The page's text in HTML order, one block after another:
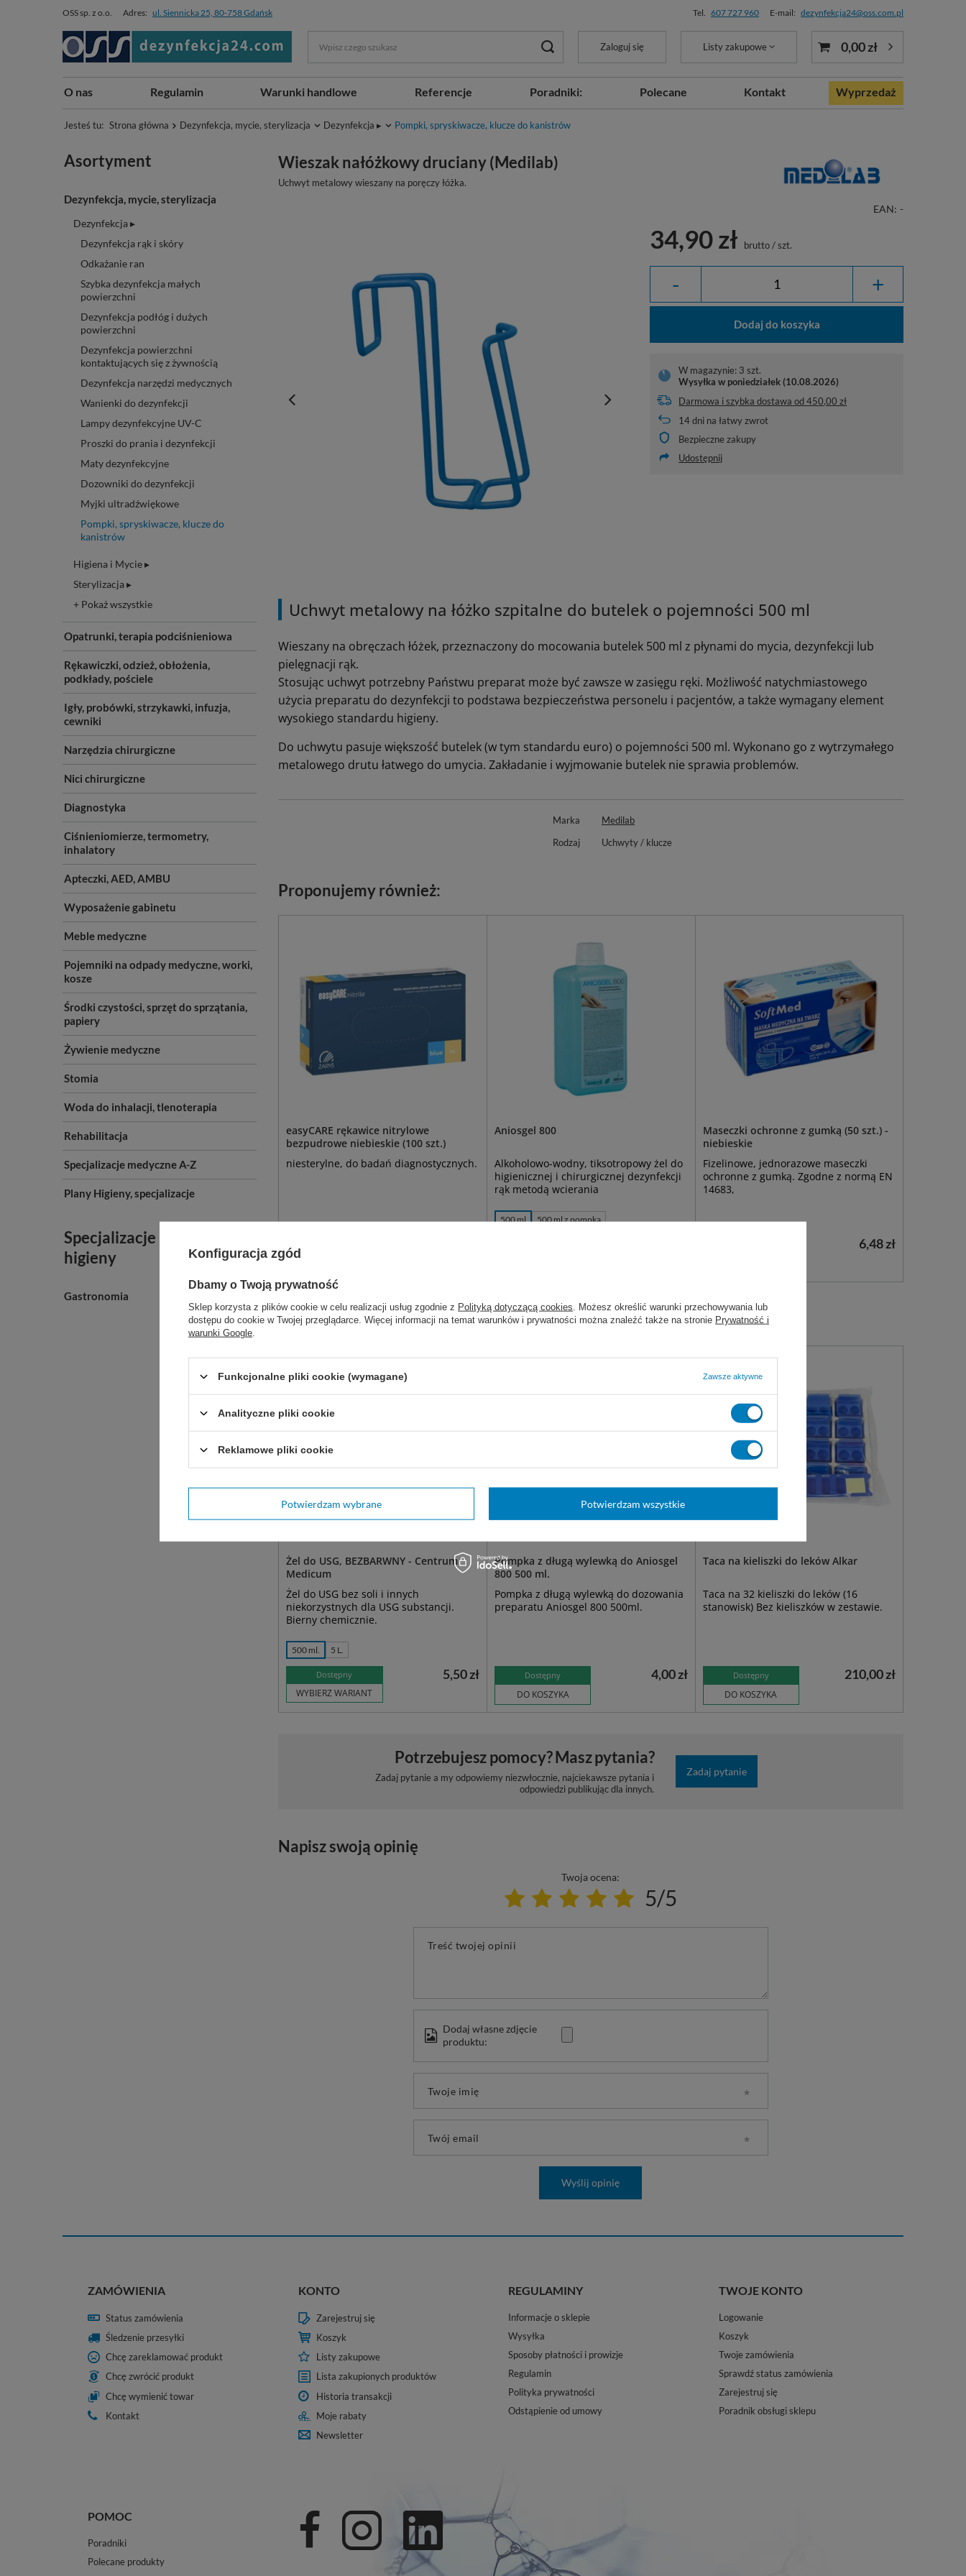
OSS sp. z o.o. Adres: ul. Siennicka 25, 80-758 Gdańsk Tel. 607 727 960 E-mail: dezynfekcja24@oss.com.pl
Zaloguj się Listy zakupowe 0,00 zł
O nas Regulamin Warunki handlowe Referencje Poradniki: Polecane Kontakt Wyprzedaż
Jesteś tu: Strona główna Dezynfekcja, mycie, sterylizacja Dezynfekcja ▸ Pompki, spryskiwacze, klucze do kanistrów
Asortyment
Dezynfekcja, mycie, sterylizacja
Dezynfekcja ▸
Dezynfekcja rąk i skóry
Odkażanie ran
Szybka dezynfekcja małych
powierzchni
Dezynfekcja podłóg i dużych
powierzchni
Dezynfekcja powierzchni
kontaktujących się z żywnością
Dezynfekcja narzędzi medycznych
Wanienki do dezynfekcji
Lampy dezynfekcyjne UV-C
Proszki do prania i dezynfekcji
Maty dezynfekcyjne
Dozowniki do dezynfekcji
Myjki ultradźwiękowe
Pompki, spryskiwacze, klucze do
kanistrów
Higiena i Mycie ▸
Sterylizacja ▸
+ Pokaż wszystkie
Opatrunki, terapia podciśnieniowa
Rękawiczki, odzież, obłożenia,
podkłady, pościele
Igły, probówki, strzykawki, infuzja,
cewniki
Narzędzia chirurgiczne
Nici chirurgiczne
Diagnostyka
Ciśnieniomierze, termometry,
inhalatory
Apteczki, AED, AMBU
Wyposażenie gabinetu
Meble medyczne
Pojemniki na odpady medyczne, worki,
kosze
Środki czystości, sprzęt do sprzątania,
papiery
Żywienie medyczne
Stomia
Woda do inhalacji, tlenoterapia
Rehabilitacja
Specjalizacje medyczne A-Z
Plany Higieny, specjalizacje
Specjalizacje i plany
higieny
Gastronomia
Wieszak nałóżkowy druciany (Medilab)
Uchwyt metalowy wieszany na poręczy łóżka.
EAN: -
34,90 zł brutto/szt.
- +
Dodaj do koszyka
W magazynie: 3 szt.
Wysyłkaw poniedziałek (10.08.2026)
Darmowa i szybka dostawa od450,00 zł
14dni na łatwy zwrot
Bezpieczne zakupy
Udostępnij
Uchwyt metalowy na łóżko szpitalne do butelek o pojemności 500 ml
Wieszany na obręczach łóżek, przeznaczony do mocowania butelek 500 ml z płynami do mycia, dezynfekcji lub
pielęgnacji rąk.
Stosując uchwyt potrzebny Państwu preparat może być zawsze w zasięgu ręki. Możliwość natychmiastowego
użycia preparatu do dezynfekcji to podstawa bezpieczeństwa personelu i pacjentów, a także wymagany element
wysokiego standardu higieny.
Do uchwytu pasuje większość butelek (w tym standardu euro) o pojemności 500 ml. Wykonano go z wytrzymałego
metalowego drutu łatwego do umycia. Zakładanie i wyjmowanie butelek nie sprawia problemów.
Marka
Medilab
Rodzaj
Uchwyty / klucze
Proponujemy również:
easyCARE rękawice nitrylowe
bezpudrowe niebieskie (100 szt.)
niesterylne, do badań diagnostycznych.
Aniosgel 800
Alkoholowo-wodny, tiksotropowy żel do
higienicznej i chirurgicznej dezynfekcji
rąk metodą wcierania
500 ml 500 ml z pompką
Maseczki ochronne z gumką (50 szt.) -
niebieskie
Fizelinowe, jednorazowe maseczki
ochronne z gumką. Zgodne z normą EN
14683,
6,48 zł
Zobacz także:
Żel do USG, BEZBARWNY - Centrum
Medicum
Żel do USG bez soli i innych
niekorzystnych dla USG substancji.
Bierny chemicznie.
500 ml. 5 L.
Dostępny
WYBIERZ WARIANT
5,50 zł
Pompka z długą wylewką do Aniosgel
800 500 ml.
Pompka z długą wylewką do dozowania
preparatu Aniosgel 800 500ml.
Dostępny
DO KOSZYKA
4,00 zł
Taca na kieliszki do leków Alkar
Taca na 32 kieliszki do leków (16
stanowisk) Bez kieliszków w zestawie.
Dostępny
DO KOSZYKA
210,00 zł
Potrzebujesz pomocy? Masz pytania?
Zadaj pytanie a my odpowiemy niezwłocznie, najciekawsze pytania i
odpowiedzi publikując dla innych.
Zadaj pytanie
Napisz swoją opinię
Twoja ocena:
5/5
Treść twojej opinii
Dodaj własne zdjęcie
produktu:
Twoje imię
Twój email
Wyślij opinię
ZAMÓWIENIA
Status zamówienia
Śledzenie przesyłki
Chcę zareklamować produkt
Chcę zwrócić produkt
Chcę wymienić towar
Kontakt
KONTO
Zarejestruj się
Koszyk
Listy zakupowe
Lista zakupionych produktów
Historia transakcji
Moje rabaty
Newsletter
REGULAMINY
Informacje o sklepie
Wysyłka
Sposoby płatności i prowizje
Regulamin
Polityka prywatności
Odstąpienie od umowy
TWOJE KONTO
Logowanie
Koszyk
Twoje zamówienia
Sprawdź status zamówienia
Zarejestruj się
Poradnik obsługi sklepu
POMOC
Poradniki
Polecane produkty
Konfiguracja zgód
Dbamy o Twoją prywatność
Sklep korzysta z plików cookie w celu realizacji usług zgodnie z Polityką dotyczącą cookies . Możesz określić warunki przechowywania lub
dostępu do cookie w Twojej przeglądarce. Więcej informacji na temat warunków i prywatności można znaleźć także na stronie Prywatność i
warunki Google
Funkcjonalne pliki cookie (wymagane) Zawsze aktywne
Analityczne pliki cookie
Reklamowe pliki cookie
Potwierdzam wybrane Potwierdzam wszystkie